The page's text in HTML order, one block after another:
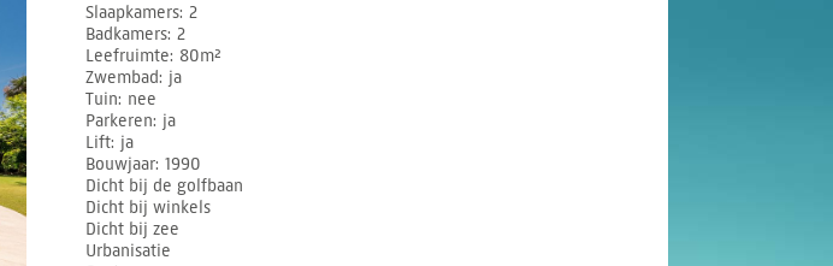
Slaapkamers 2
Badkamers 2
Leefruimte 80m²
Zwembad
ja
Tuin nee
Parkeren ja
Lift ja
Bouwjaar 1990
Dicht bij de golfbaan
Dicht bij winkels
Dicht bij zee
Urbanisatie